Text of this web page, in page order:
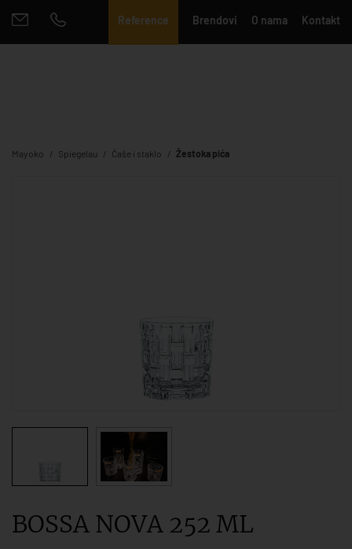
Reference Brendovi O nama Kontakt
Mayoko Spiegelau Čaše i staklo Žestoka pića
BOSSA NOVA 252 ML